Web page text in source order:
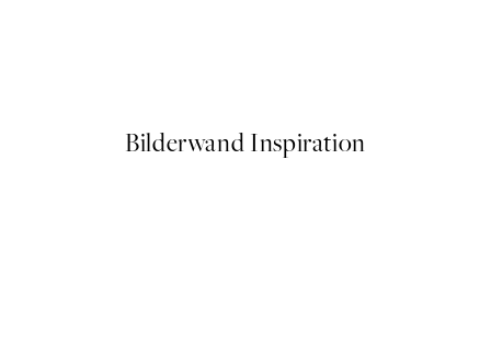
Bilderwand Inspiration